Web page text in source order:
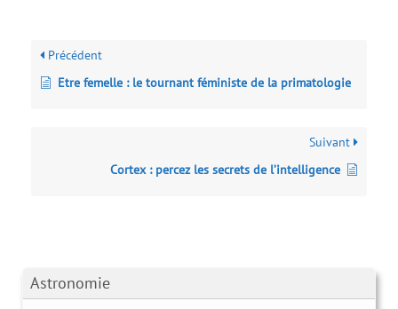
Astronomie
Précédent
Etre femelle : le tournant féministe de la primatologie
Suivant
Cortex : percez les secrets de l’intelligence